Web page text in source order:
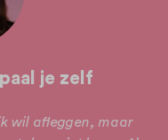
je zelf
wil afleggen, maar